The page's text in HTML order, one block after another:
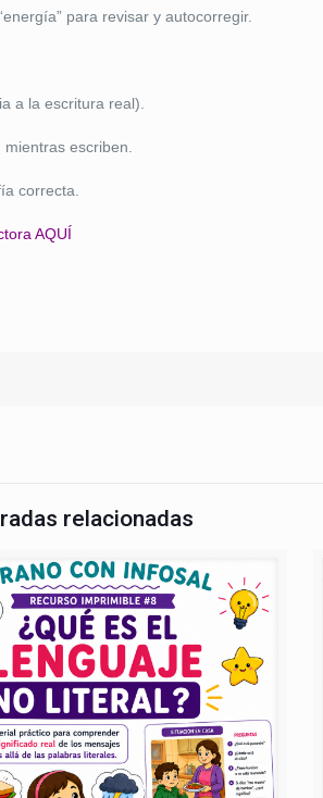
para revisar y autocorregir.
a la escritura real).
escriben.
correcta.
AQUÍ
relacionadas